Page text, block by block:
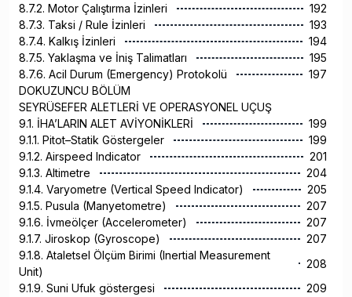
8.7.2. Motor Çalıştırma İzinleri
192
8.7.3. Taksi / Rule İzinleri
193
8.7.4. Kalkış İzinleri
194
8.7.5. Yaklaşma ve İniş Talimatları
195
8.7.6. Acil Durum (Emergency) Protokolü
197
DOKUZUNCU BÖLÜM
SEYRÜSEFER ALETLERİ VE OPERASYONEL UÇUŞ
9.1. İHA’LARIN ALET AVİYONİKLERİ
199
9.1.1. Pitot–Statik Göstergeler
199
9.1.2. Airspeed Indicator
201
9.1.3. Altimetre
204
9.1.4. Varyometre (Vertical Speed Indicator)
205
9.1.5. Pusula (Manyetometre)
207
9.1.6. İvmeölçer (Accelerometer)
207
9.1.7. Jiroskop (Gyroscope)
207
9.1.8. Ataletsel Ölçüm Birimi (Inertial Measurement
Unit)
208
9.1.9. Suni Ufuk göstergesi
209